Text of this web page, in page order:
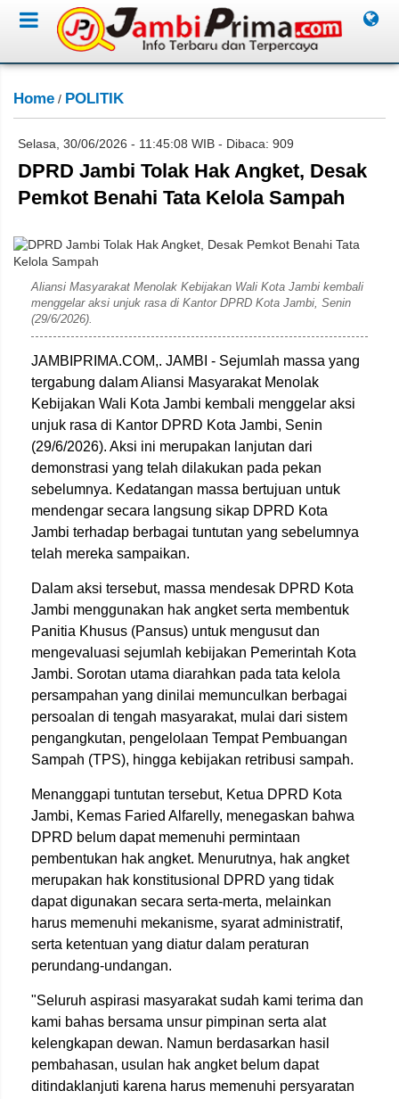
Home / POLITIK
Selasa, 30/06/2026 - 11:45:08 WIB - Dibaca: 909
DPRD Jambi Tolak Hak Angket, Desak
Pemkot Benahi Tata Kelola Sampah
Aliansi Masyarakat Menolak Kebijakan Wali Kota Jambi kembali
menggelar aksi unjuk rasa di Kantor DPRD Kota Jambi, Senin
(29/6/2026).
JAMBIPRIMA.COM,. JAMBI - Sejumlah massa yang
tergabung dalam Aliansi Masyarakat Menolak
Kebijakan Wali Kota Jambi kembali menggelar aksi
unjuk rasa di Kantor DPRD Kota Jambi, Senin
(29/6/2026). Aksi ini merupakan lanjutan dari
demonstrasi yang telah dilakukan pada pekan
sebelumnya. Kedatangan massa bertujuan untuk
mendengar secara langsung sikap DPRD Kota
Jambi terhadap berbagai tuntutan yang sebelumnya
telah mereka sampaikan.
Dalam aksi tersebut, massa mendesak DPRD Kota
Jambi menggunakan hak angket serta membentuk
Panitia Khusus (Pansus) untuk mengusut dan
mengevaluasi sejumlah kebijakan Pemerintah Kota
Jambi. Sorotan utama diarahkan pada tata kelola
persampahan yang dinilai memunculkan berbagai
persoalan di tengah masyarakat, mulai dari sistem
pengangkutan, pengelolaan Tempat Pembuangan
Sampah (TPS), hingga kebijakan retribusi sampah.
Menanggapi tuntutan tersebut, Ketua DPRD Kota
Jambi, Kemas Faried Alfarelly, menegaskan bahwa
DPRD belum dapat memenuhi permintaan
pembentukan hak angket. Menurutnya, hak angket
merupakan hak konstitusional DPRD yang tidak
dapat digunakan secara serta-merta, melainkan
harus memenuhi mekanisme, syarat administratif,
serta ketentuan yang diatur dalam peraturan
perundang-undangan.
"Seluruh aspirasi masyarakat sudah kami terima dan
kami bahas bersama unsur pimpinan serta alat
kelengkapan dewan. Namun berdasarkan hasil
pembahasan, usulan hak angket belum dapat
ditindaklanjuti karena harus memenuhi persyaratan